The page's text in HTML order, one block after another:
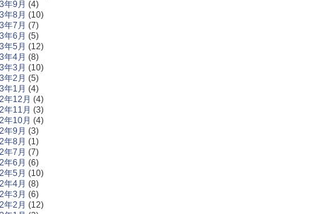
年9月 (4)
年8月 (10)
年7月 (7)
年6月 (5)
年5月 (12)
年4月 (8)
年3月 (10)
年2月 (5)
年1月 (4)
年12月 (4)
年11月 (3)
年10月 (4)
年9月 (3)
年8月 (1)
年7月 (7)
年6月 (6)
年5月 (10)
年4月 (8)
年3月 (6)
年2月 (12)